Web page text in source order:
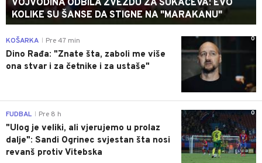
VOJVODINA ODBILA ZVEZDU ZA SUKAČEVA: EVO
KOLIKE SU ŠANSE DA STIGNE NA "MARAKANU"
0
KOŠARKA Pre 47 min
Dino Rađa: "Znate šta, zaboli me više
ona stvar i za četnike i za ustaše"
0
FUDBAL Pre 8 h
"Ulog je veliki, ali vjerujemo u prolaz
dalje": Sandi Ogrinec svjestan šta nosi
revanš protiv Vitebska